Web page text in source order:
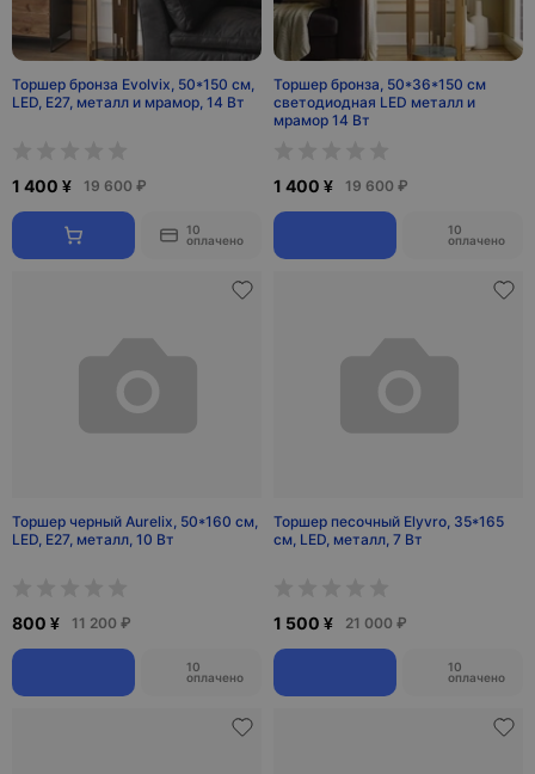
Торшер бронза Evolvix, 50*150 см,
LED, Е27, металл и мрамор, 14 Вт
1 400 ¥ 19 600 ₽
10
оплачено
Торшер бронза, 50*36*150 см
светодиодная LED металл и
мрамор 14 Вт
1 400 ¥ 19 600 ₽
10
оплачено
Торшер черный Aurelix, 50*160 см,
LED, E27, металл, 10 Вт
800 ¥ 11 200 ₽
10
оплачено
Торшер песочный Elyvro, 35*165
см, LED, металл, 7 Вт
1 500 ¥ 21 000 ₽
10
оплачено